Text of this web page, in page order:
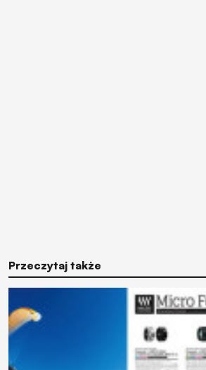
Przeczytaj także